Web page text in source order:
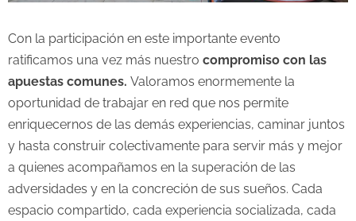
Con la participación en este importante evento
ratificamos una vez más nuestro compromiso con las
apuestas comunes. Valoramos enormemente la
oportunidad de trabajar en red que nos permite
enriquecernos de las demás experiencias, caminar juntos
y hasta construir colectivamente para servir más y mejor
a quienes acompañamos en la superación de las
adversidades y en la concreción de sus sueños. Cada
espacio compartido, cada experiencia socializada, cada